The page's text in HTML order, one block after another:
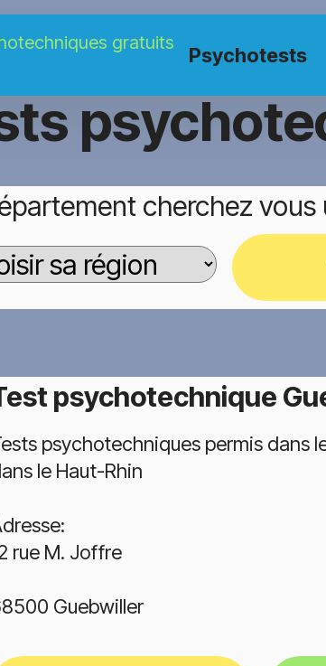
Psychotests
cherchez
psychotechnique
psychotechniques permis dans
le Haut-Rhin
rue M. Joffre
Guebwiller